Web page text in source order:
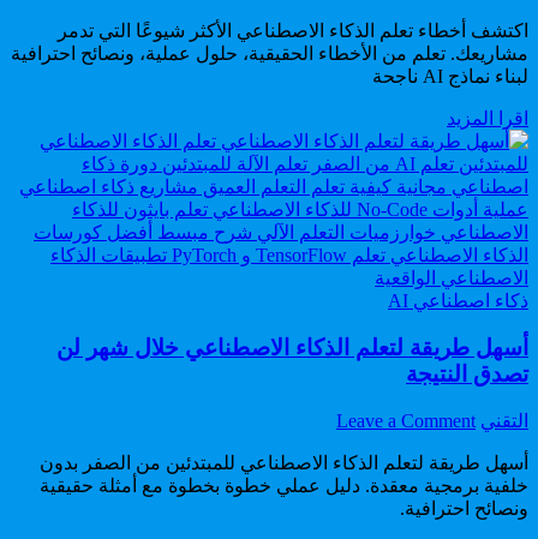
تعلم
الذكاء
نماذجك
وكيف
تتجنب
الأخطاء
القاتلة؟
اكتشف أخطاء تعلم الذكاء الاصطناعي الأكثر شيوعًا التي تدمر
مشاريعك. تعلم من الأخطاء الحقيقية، حلول عملية، ونصائح احترافية
لبناء نماذج AI ناجحة
اقرا المزيد
تعلم
الذكاء
الاصطناعي:
لماذا
تفشل
نماذجك
وكيف
تتجنب
القاتلة؟
Posted
ذكاء اصطناعي AI
أسهل طريقة لتعلم الذكاء الاصطناعي خلال شهر لن
تصدق النتيجة
Author:
التقني Leave a Comment
on
طريقة
لتعلم
أسهل طريقة لتعلم الذكاء الاصطناعي للمبتدئين من الصفر بدون
خلفية برمجية معقدة. دليل عملي خطوة بخطوة مع أمثلة حقيقية
ونصائح احترافية.